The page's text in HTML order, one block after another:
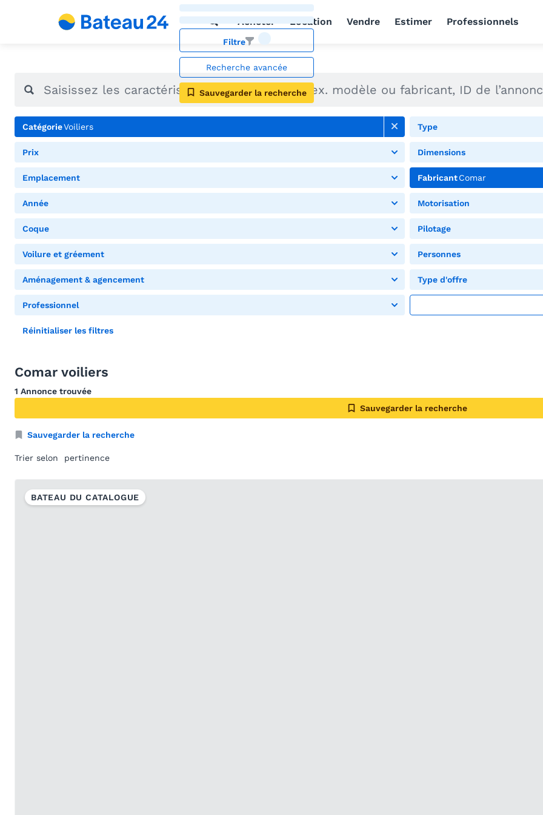
Acheter Location Vendre Estimer Professionnels
Filtre
Recherche avancée
Sauvegarder la recherche
CatégorieVoiliers Type
Prix Dimensions
Emplacement FabricantComar
Année Motorisation
Coque Pilotage
Voilure et gréement Personnes
Aménagement & agencement Type d'offre
Professionnel
Réinitialiser les filtres
Comar voiliers
1 Annonce trouvée
Sauvegarder la recherche
Sauvegarder la recherche
Trier selon
BATEAU DU CATALOGUE